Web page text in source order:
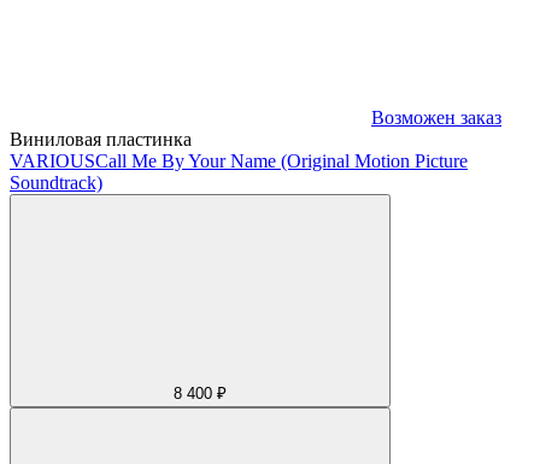
Возможен заказ
Виниловая пластинка
VARIOUSCall Me By Your Name (Original Motion Picture
Soundtrack)
8 400 ₽